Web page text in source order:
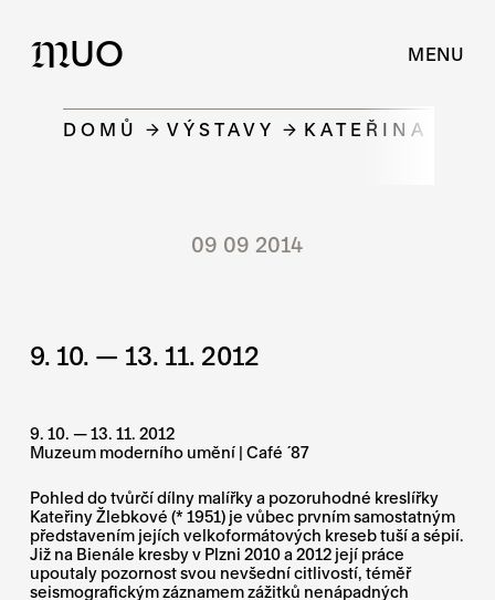
MUO MENU
DOMŮ VÝSTAVY KATEŘINA
09 09 2014
9. 10. — 13. 11. 2012
9. 10. — 13. 11. 2012
Muzeum moderního umění | Café ´87
Pohled do tvůrčí dílny malířky a pozoruhodné kreslířky
Kateřiny Žlebkové (* 1951) je vůbec prvním samostatným
představením jejích velkoformátových kreseb tuší a sépií.
Již na Bienále kresby v Plzni 2010 a 2012 její práce
upoutaly pozornost svou nevšední citlivostí, téměř
seismografickým záznamem zážitků nenápadných